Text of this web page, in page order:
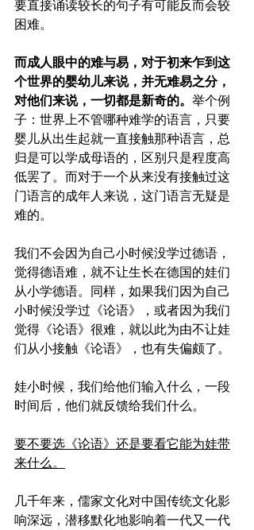
要直接诵读较长的句子有可能反而会较
困难。
而成人眼中的难与易，对于初来乍到这
个世界的婴幼儿来说，并无难易之分，
对他们来说，一切都是新奇的。 举个例
子：世界上不管哪种难学的语言，只要
婴儿从出生起就一直接触那种语言，总
归是可以学成母语的，区别只是程度高
低罢了。而对于一个从来没有接触过这
门语言的成年人来说，这门语言无疑是
难的。
我们不会因为自己小时候没学过德语，
觉得德语难，就不让生长在德国的娃们
从小学德语。同样，如果我们因为自己
小时候没学过《论语》，或者因为我们
觉得《论语》很难，就以此为由不让娃
们从小接触《论语》，也有失偏颇了。
娃小时候，我们给他们输入什么，一段
时间后，他们就反馈给我们什么。
要不要选《论语》还是要看它能为娃带
来什么。
几千年来，儒家文化对中国传统文化影
响深远，潜移默化地影响着一代又一代